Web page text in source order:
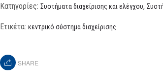
Κατηγορίες: Συστήματα διαχείρισης και ελέγχου,
Ετικέτα: κεντρικό σύστημα διαχείρισης
SHARE